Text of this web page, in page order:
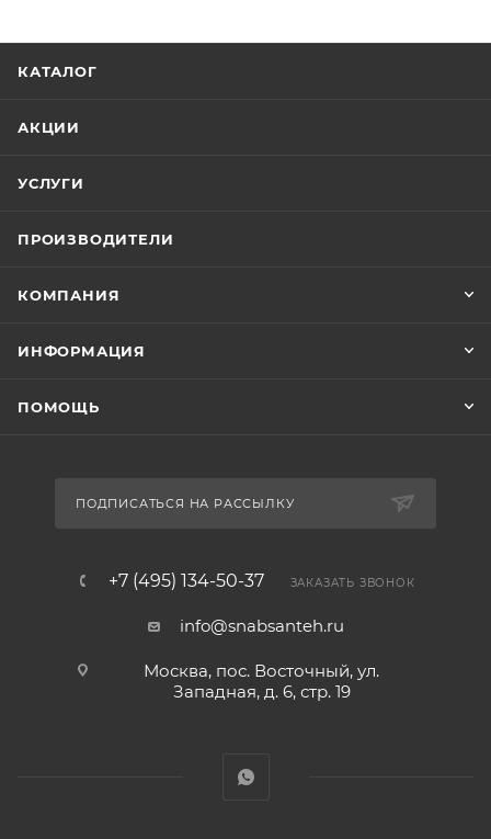
КАТАЛОГ
АКЦИИ
УСЛУГИ
ПРОИЗВОДИТЕЛИ
КОМПАНИЯ
ИНФОРМАЦИЯ
ПОМОЩЬ
ПОДПИСАТЬСЯ НА РАССЫЛКУ
+7 (495) 134-50-37 ЗАКАЗАТЬ ЗВОНОК
info@snabsanteh.ru
Москва, пос. Восточный, ул.
Западная, д. 6, стр. 19